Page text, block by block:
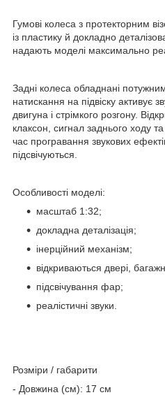
Гумові колеса з протекторним
із пластику й докладно
надають моделі максимально
Задні колеса обладнані
натискання на підвіску активує
двигуна і стрімкого розгону.
клаксон, сигнал заднього ходу та
час програвання звукових
підсвічуються.
Особливості моделі:
масштаб 1:32;
докладна деталізація;
інерційний механізм;
відкриваються двері,
підсвічування фар;
реалістичні звуки.
Розміри / габарити
- Довжина (см): 17 см